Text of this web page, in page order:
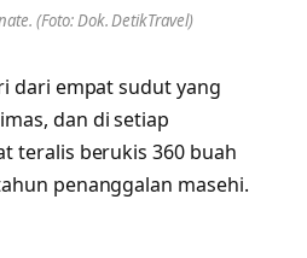
(Foto: Dok. DetikTravel)
dari empat sudut yang
dan di setiap
teralis berukis 360 buah
penanggalan masehi.